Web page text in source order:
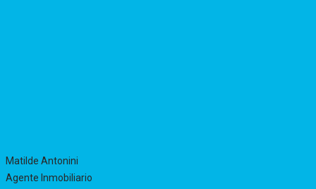
Matilde Antonini
Agente Inmobiliario